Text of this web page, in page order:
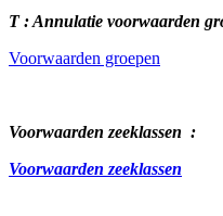
T : Annulatie voorwaarden
Voorwaarden groepen
Voorwaarden zeeklassen :
Voorwaarden zeeklassen